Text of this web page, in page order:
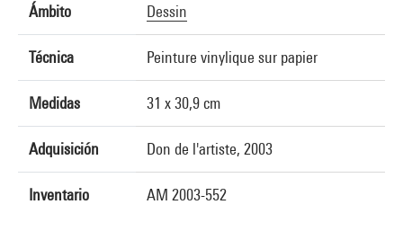
Ámbito Dessin
Técnica Peinture vinylique sur papier
Medidas 31 x 30,9 cm
Adquisición Don de l'artiste, 2003
Inventario AM 2003-552